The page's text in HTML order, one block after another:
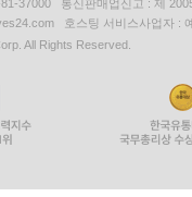
81-37000 통신판매업신고 : 제
호스팅 서비스사업자 :
All Rights Reserved.